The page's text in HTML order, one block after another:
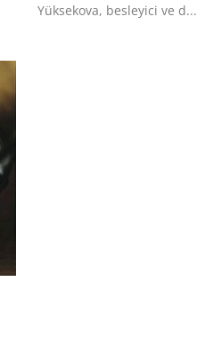
Yüksekova, besleyici ve d...